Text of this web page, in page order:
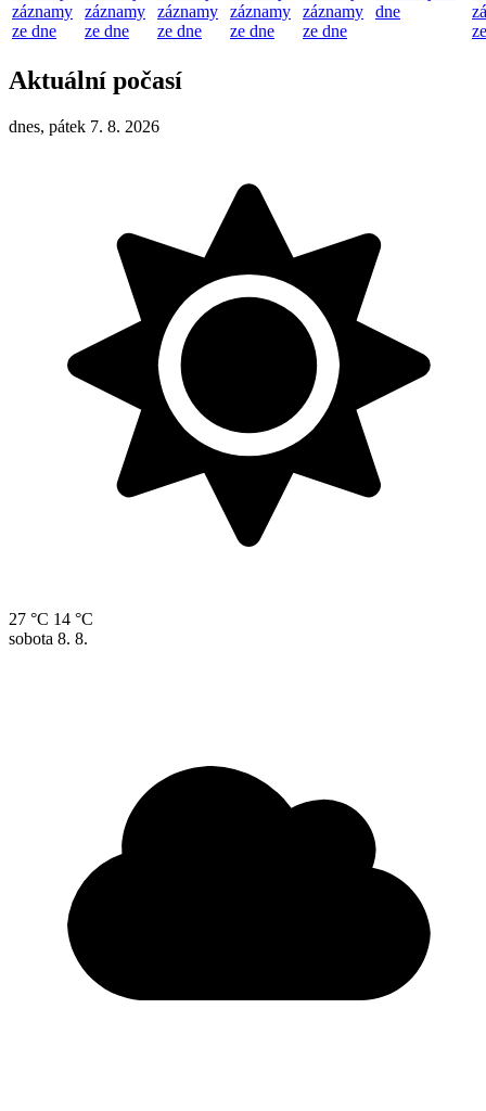
záznamy
ze dne
záznamy
ze dne
záznamy
ze dne
záznamy
ze dne
záznamy
ze dne
dne
Aktuální počasí
dnes, pátek 7. 8. 2026
27 °C 14 °C
sobota 8. 8.